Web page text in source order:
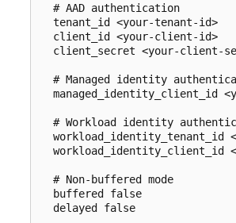
  # AAD authentication
  tenant_id <your-tenant-id>
  client_id <your-client-id>
client_secret <your-client-
# Managed identity
managed_identity_client_id
# Workload identity
workload_identity_tenant_id
workload_identity_client_id
  # Non-buffered mode
  buffered false
  delayed false